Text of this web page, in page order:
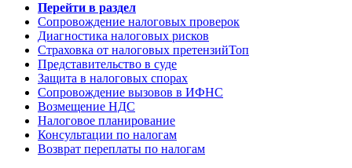
Перейти в раздел
Сопровождение налоговых проверок
Диагностика налоговых рисков
Страховка от налоговых претензийТоп
Представительство в суде
Защита в налоговых спорах
Сопровождение вызовов в ИФНС
Возмещение НДС
Налоговое планирование
Консультации по налогам
Возврат переплаты по налогам